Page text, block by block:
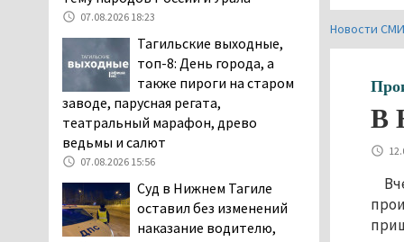
Новости
В
07.08.2026 18:23
Тагильские выходные,
топ-8: День города, а
также пироги на старом
заводе, парусная регата,
театральный марафон, древо
ведьмы и салют
07.08.2026 15:56
Суд в Нижнем Тагиле
оставил без изменений
наказание водителю,